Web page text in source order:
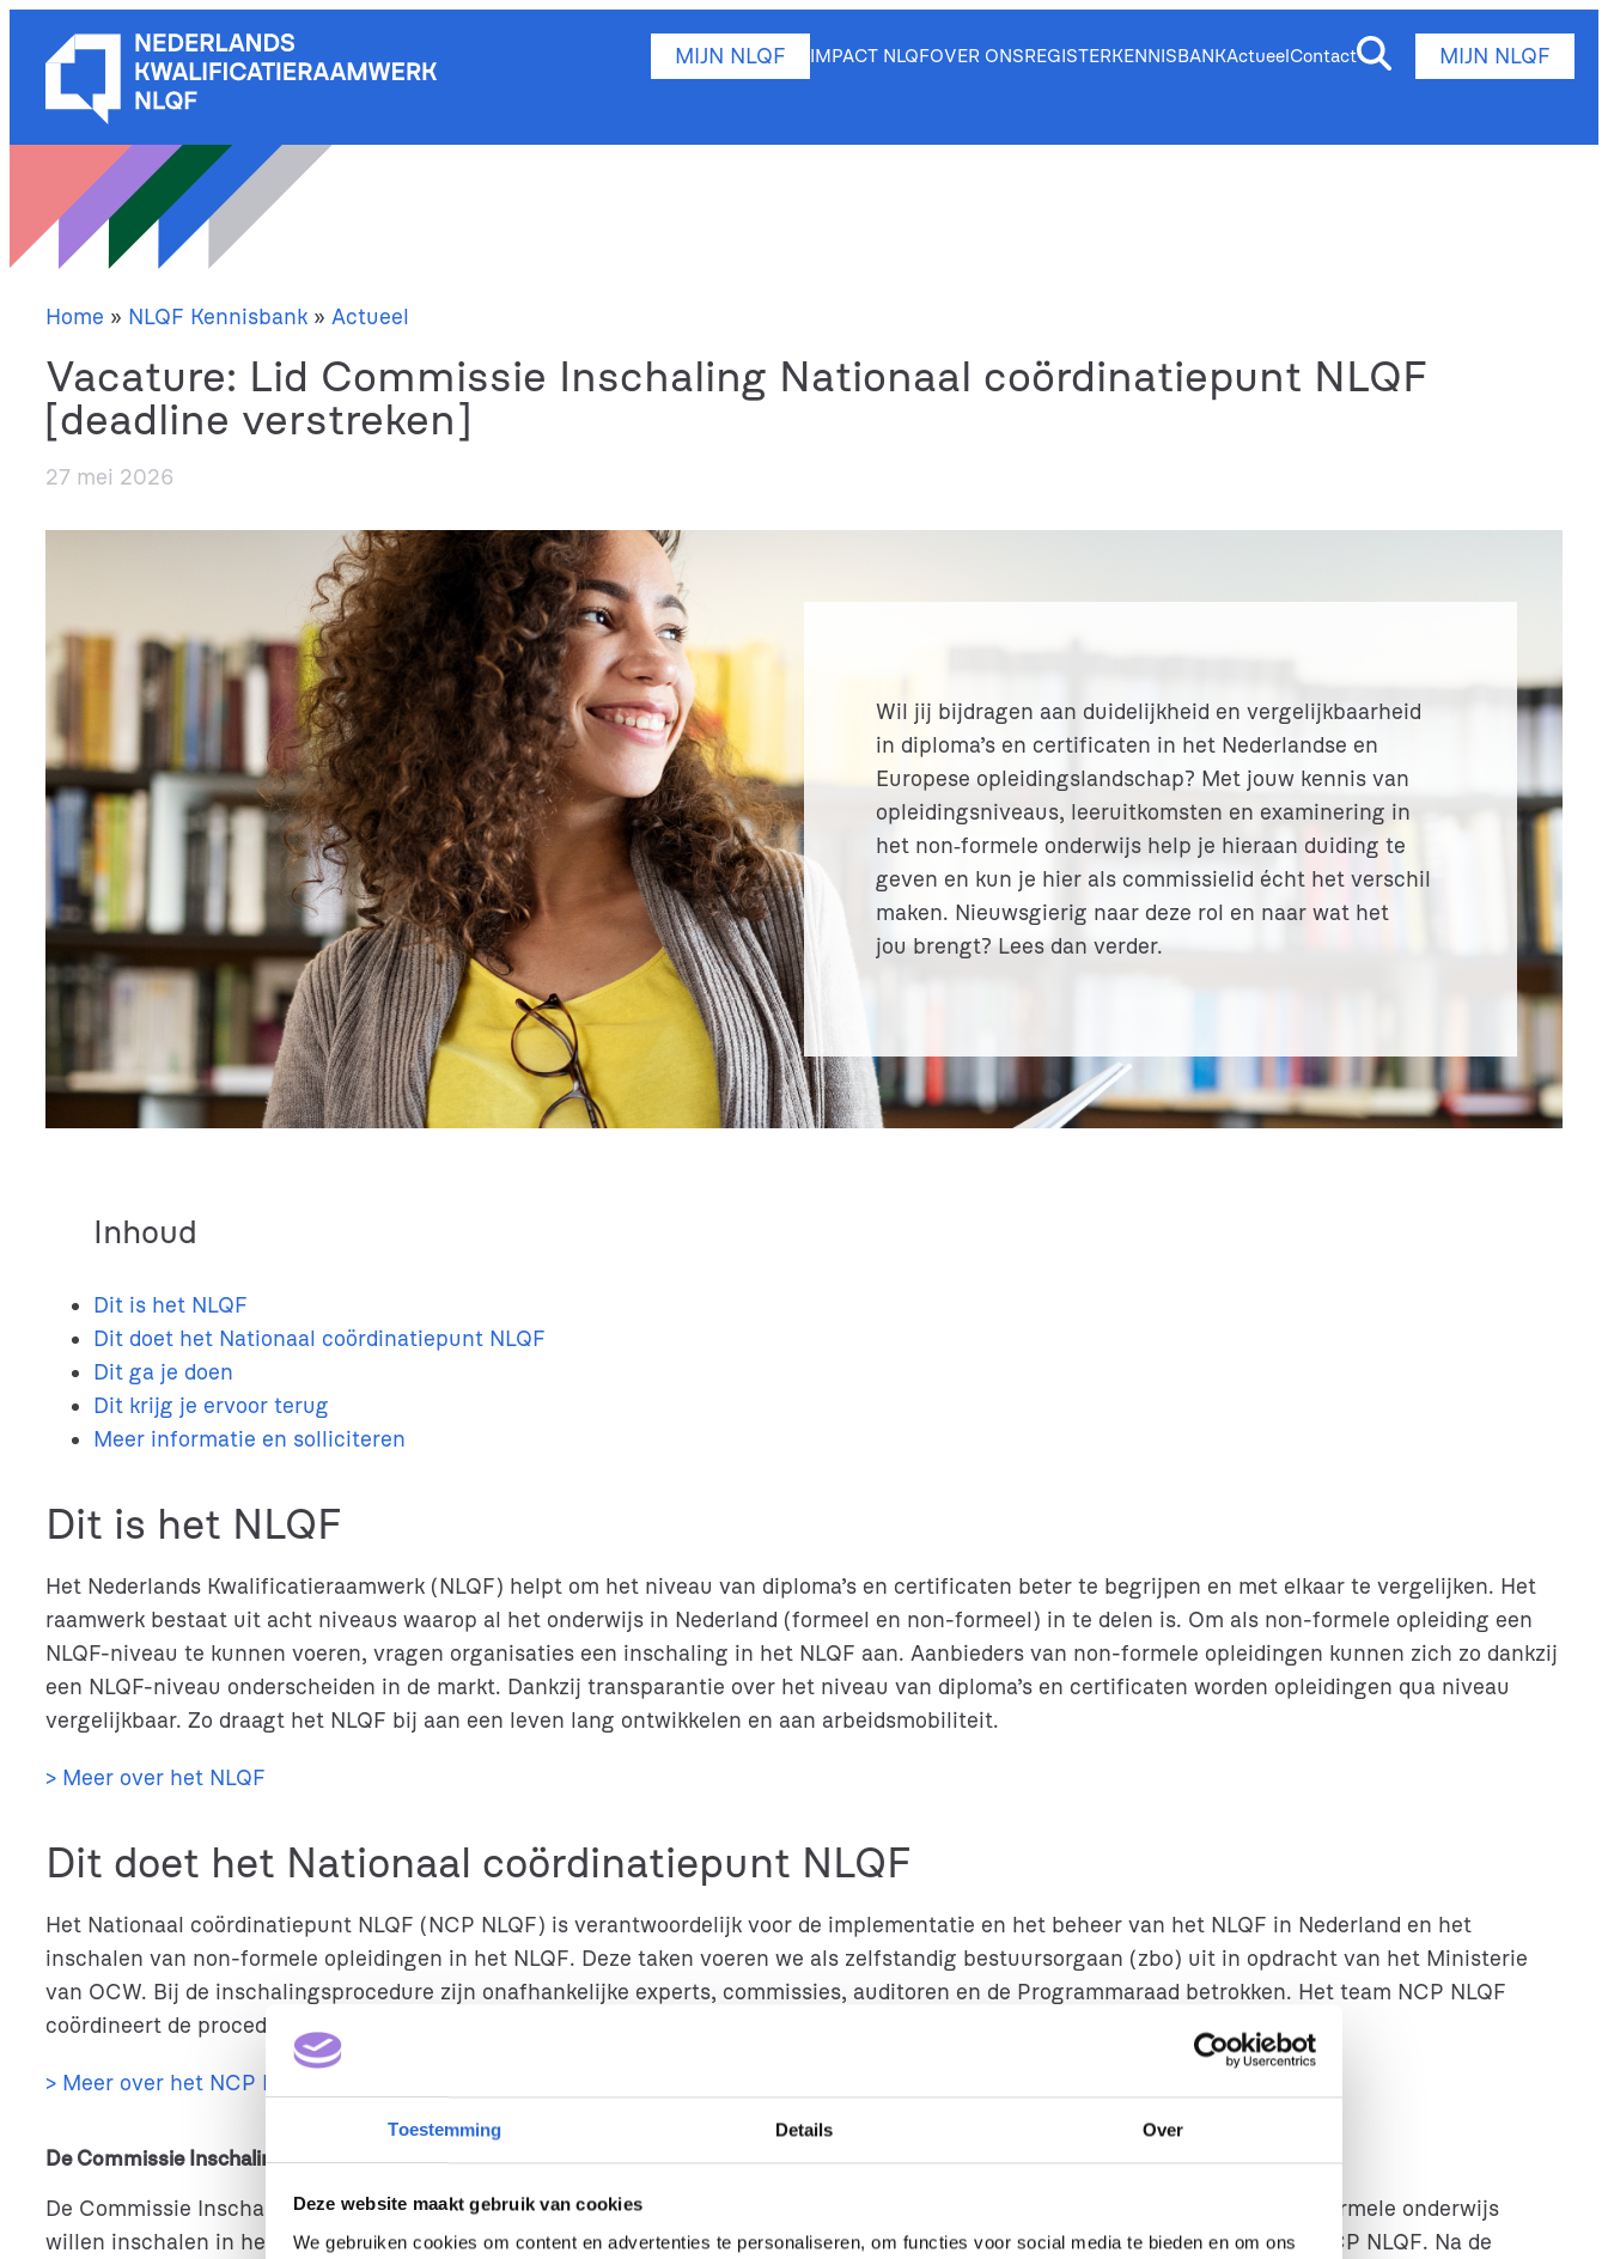
Toestemming Details Over
Deze website maakt gebruik van cookies
We gebruiken cookies om content en advertenties te personaliseren, om functies voor social media te bieden en om ons
naar
MIJN NLQF IMPACT NLQFOVER ONSREGISTERKENNISBANKActueelContact MIJN NLQF
Home » NLQF Kennisbank » Actueel
Vacature: Lid Commissie Inschaling Nationaal coördinatiepunt NLQF
[deadline verstreken]
27 mei 2026
Wil jij bijdragen aan duidelijkheid en vergelijkbaarheid
in diploma’s en certificaten in het Nederlandse en
Europese opleidingslandschap? Met jouw kennis van
opleidingsniveaus, leeruitkomsten en examinering in
het non‑formele onderwijs help je hieraan duiding te
geven en kun je hier als commissielid écht het verschil
maken. Nieuwsgierig naar deze rol en naar wat het
jou brengt? Lees dan verder.
Inhoud
Dit is het NLQF
Dit doet het Nationaal coördinatiepunt NLQF
Dit ga je doen
Dit krijg je ervoor terug
Meer informatie en solliciteren
Dit is het NLQF
Het Nederlands Kwalificatieraamwerk (NLQF) helpt om het niveau van diploma’s en certificaten beter te begrijpen en met elkaar te vergelijken. Het
raamwerk bestaat uit acht niveaus waarop al het onderwijs in Nederland (formeel en non-formeel) in te delen is. Om als non-formele opleiding een
NLQF-niveau te kunnen voeren, vragen organisaties een inschaling in het NLQF aan. Aanbieders van non-formele opleidingen kunnen zich zo dankzij
een NLQF-niveau onderscheiden in de markt. Dankzij transparantie over het niveau van diploma’s en certificaten worden opleidingen qua niveau
vergelijkbaar. Zo draagt het NLQF bij aan een leven lang ontwikkelen en aan arbeidsmobiliteit.
> Meer over het NLQF
Dit doet het Nationaal coördinatiepunt NLQF
Het Nationaal coördinatiepunt NLQF (NCP NLQF) is verantwoordelijk voor de implementatie en het beheer van het NLQF in Nederland en het
inschalen van non-formele opleidingen in het NLQF. Deze taken voeren we als zelfstandig bestuursorgaan (zbo) uit in opdracht van het Ministerie
van OCW. Bij de inschalingsprocedure zijn onafhankelijke experts, commissies, auditoren en de Programmaraad betrokken. Het team NCP NLQF
coördineert de procedure.
> Meer over het NCP NLQF
De Commissie Inschaling
De Commissie Inschaling is verantwoordelijk voor het beoordelen van de inschalingsaanvragen van organisaties die hun non-formele onderwijs
willen inschalen in het NLQF. De voorbereiding van elke aanvraag wordt gedaan door twee onderwijskundige experts van het NCP NLQF. Na de